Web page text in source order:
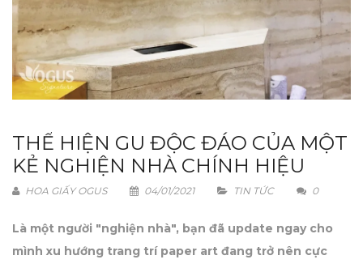
THỂ HIỆN GU ĐỘC ĐÁO CỦA MỘT
KẺ NGHIỆN NHÀ CHÍNH HIỆU
HOA GIẤY OGUS 04/01/2021 TIN TỨC 0
Là một người "nghiện nhà", bạn đã update ngay cho
mình xu hướng trang trí paper art đang trở nên cực